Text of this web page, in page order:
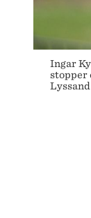
Ingar
stopper
Lyssand